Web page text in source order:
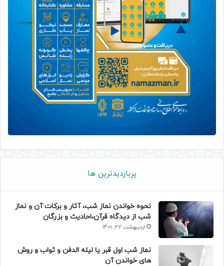
پربازدیدترین ها
نحوه خواندن نماز شب، آثار و برکات آن و نماز
شب از دیدگاه قرآن،احادیث و بزرگان
اردیبهشت 27, 1401
نماز شب اول قبر یا لیله الدفن و ثواب و روش
های خواندن آن